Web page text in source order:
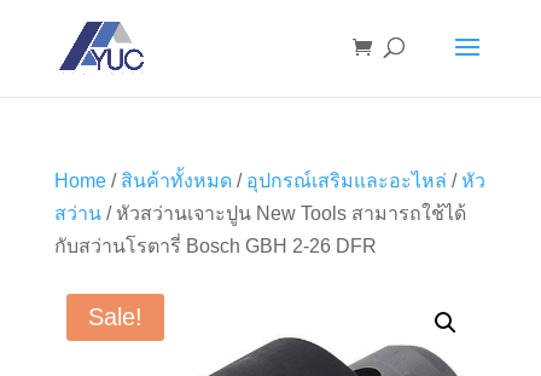
Home/ สินค้าทั้งหมด/ อุปกรณ์เสริมและอะไหล่ /หัว
สว่าน/ หัวสว่านเจาะปูน New Tools สามารถใช้ได้
กับสว่านโรตารี่ Bosch GBH 2-26 DFR
Sale!